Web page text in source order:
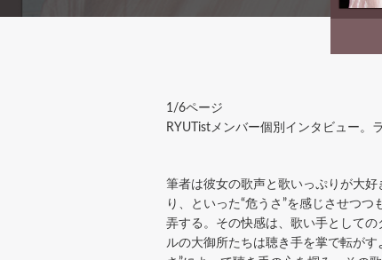
1/6ページ
RYUTistメンバー個別インタビュー。
筆者は彼女の歌声と歌いっぷりが大
り、といった“危うさ”を感じさせつ
弄する。その快感は、歌い手として
ルの大御所たちは聴き手を掌で転が